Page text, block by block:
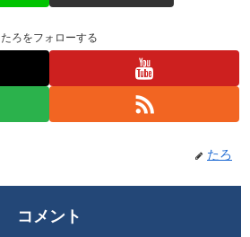
たろをフォローする
たろ
コメント